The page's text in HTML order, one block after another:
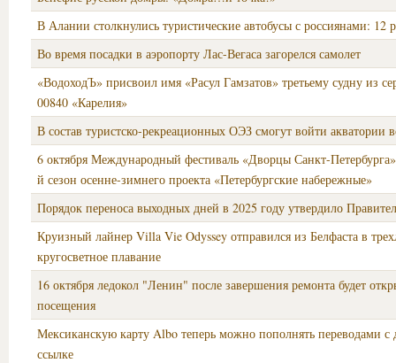
В Алании столкнулись туристические автобусы с россиянами: 12
Во время посадки в аэропорту Лас-Вегаса загорелся самолет
«ВодоходЪ» присвоил имя «Расул Гамзатов» третьему судну из
00840 «Карелия»
В состав туристско-рекреационных ОЭЗ смогут войти акватории
6 октября Международный фестиваль «Дворцы Санкт-
й сезон осенне-зимнего проекта «Петербургские набережные»
Порядок переноса выходных дней в 2025 году утвердило
Круизный лайнер Villa Vie Odyssey отправился из Белфаста в
кругосветное плавание
16 октября ледокол "Ленин" после завершения ремонта будет
посещения
Мексиканскую карту Albo теперь можно пополнять переводами с
ссылке